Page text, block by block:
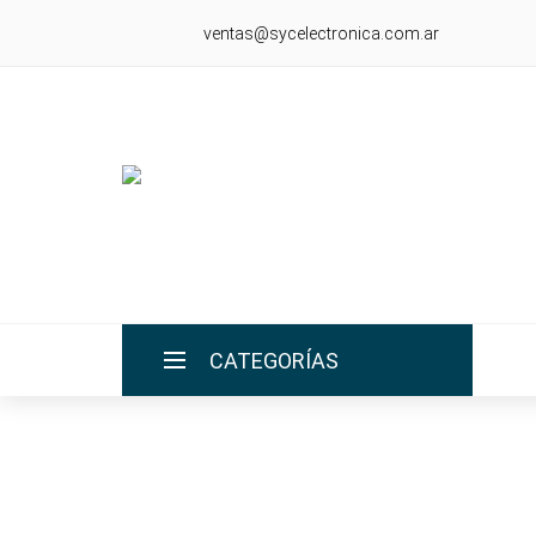
ventas@sycelectronica.com.ar
CATEGORÍAS